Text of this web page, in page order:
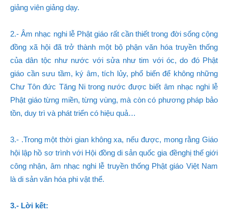
giảng viên giảng dạy.
2.- Âm nhạc nghi lễ Phật giáo rất cần thiết trong đời sống cộng
đồng xã hội đã trở thành một bộ phận văn hóa truyền thống
của dân tộc như nước với sửa như tim với óc, do đó Phật
giáo cần sưu tầm, ký âm, tích lủy, phổ biến để không những
Chư Tôn đức Tăng Ni trong nước được biết âm nhạc nghi lễ
Phật giáo từng miền, từng vùng, mà còn có phương pháp bảo
tồn, duy trì và phát triển có hiệu quả…
3.- .Trong một thời gian không xa, nếu được, mong rằng Giáo
hội lập hồ sơ trình với Hội đồng di sản quốc gia đềnghị thế giới
công nhận, âm nhạc nghi lễ truyền thống Phật giáo Việt Nam
là di sản văn hóa phi vật thể.
3.- Lời kết: